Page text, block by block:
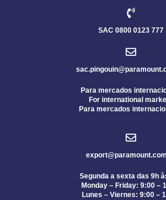
SAC 0800 0123 777
Para mercados
For international
Para mercados
Segunda a sexta das 9h
Monday – Friday: 9:00 –
Lunes – Viernes: 9:00 –